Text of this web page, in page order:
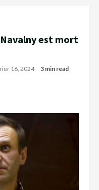
Navalny est mort
16, 2024 3 min read